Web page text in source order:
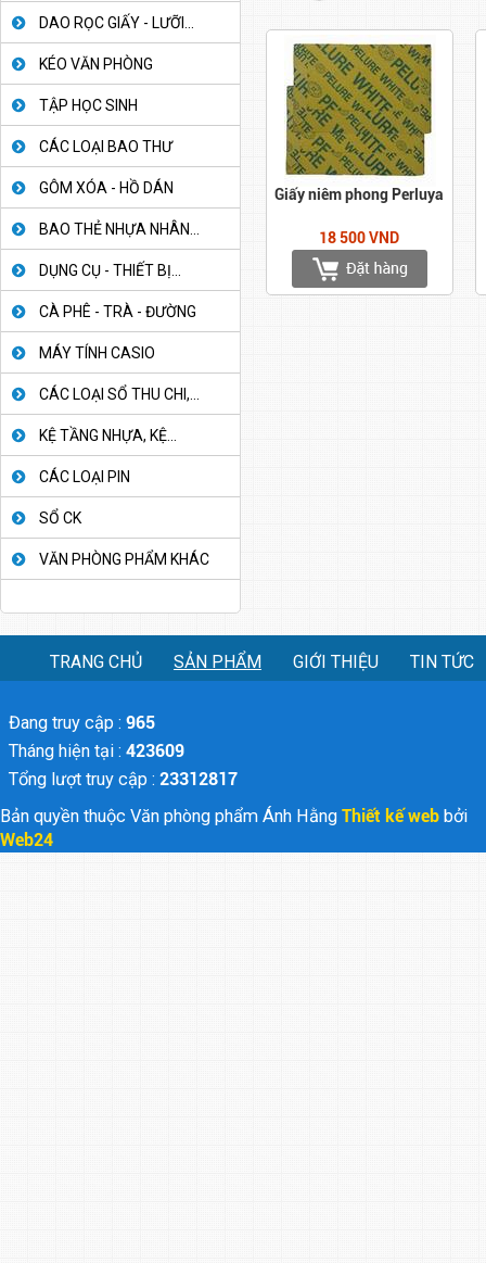
DAO RỌC GIẤY - LƯỠI...
KÉO VĂN PHÒNG
TẬP HỌC SINH
CÁC LOẠI BAO THƯ
GÔM XÓA - HỒ DÁN
BAO THẺ NHỰA NHÂN...
DỤNG CỤ - THIẾT BỊ...
CÀ PHÊ - TRÀ - ĐƯỜNG
MÁY TÍNH CASIO
CÁC LOẠI SỔ THU CHI,...
KỆ TẦNG NHỰA, KỆ...
CÁC LOẠI PIN
SỔ CK
VĂN PHÒNG PHẨM KHÁC
Giấy niêm phong Perluya
18 500 VND
TRANG CHỦ SẢN PHẨM GIỚI THIỆU TIN TỨC
Đang truy cập : 965
Tháng hiện tại : 423609
Tổng lượt truy cập : 23312817
Bản quyền thuộc Văn phòng phẩm Ánh Hằng Thiết kế web bởi
Web24